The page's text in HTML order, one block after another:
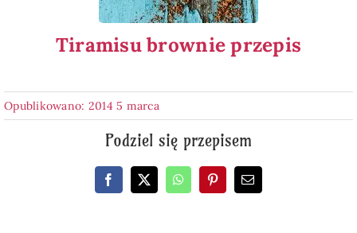
Tiramisu brownie przepis
Opublikowano: 2014 5 marca
Podziel się przepisem